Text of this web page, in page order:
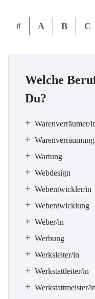
# A B C
Welche
Du?
Warenverräumer/
Warenverräumung
Wartung
Webdesign
Webentwickler/in
Webentwicklung
Weber/in
Werbung
Werksleiter/in
Werkstattleiter/in
Werkstattmeister/in